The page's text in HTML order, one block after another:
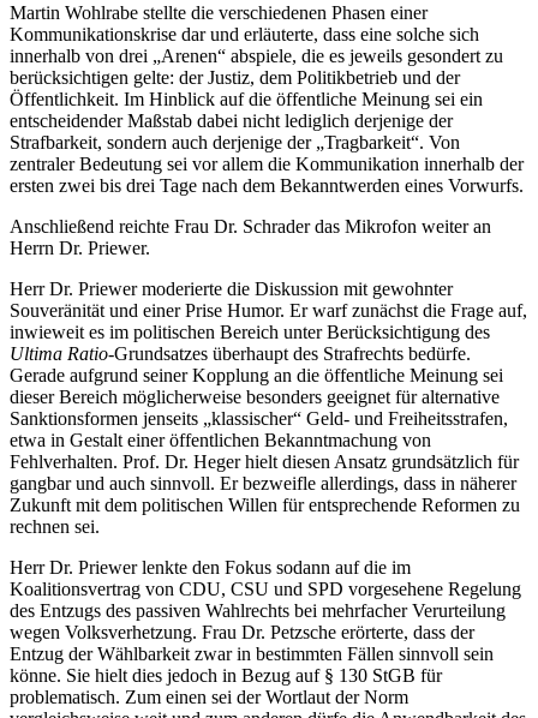
Martin Wohlrabe stellte die verschiedenen Phasen einer
Kommunikationskrise dar und erläuterte, dass eine solche sich
innerhalb von drei „Arenen“ abspiele, die es jeweils gesondert zu
berücksichtigen gelte: der Justiz, dem Politikbetrieb und der
Öffentlichkeit. Im Hinblick auf die öffentliche Meinung sei ein
entscheidender Maßstab dabei nicht lediglich derjenige der
Strafbarkeit, sondern auch derjenige der „Tragbarkeit“. Von
zentraler Bedeutung sei vor allem die Kommunikation innerhalb der
ersten zwei bis drei Tage nach dem Bekanntwerden eines Vorwurfs.
Anschließend reichte Frau Dr. Schrader das Mikrofon weiter an
Herrn Dr. Priewer.
Herr Dr. Priewer moderierte die Diskussion mit gewohnter
Souveränität und einer Prise Humor. Er warf zunächst die Frage auf,
inwieweit es im politischen Bereich unter Berücksichtigung des
Ultima Ratio-Grundsatzes überhaupt des Strafrechts bedürfe.
Gerade aufgrund seiner Kopplung an die öffentliche Meinung sei
dieser Bereich möglicherweise besonders geeignet für alternative
Sanktionsformen jenseits „klassischer“ Geld- und Freiheitsstrafen,
etwa in Gestalt einer öffentlichen Bekanntmachung von
Fehlverhalten. Prof. Dr. Heger hielt diesen Ansatz grundsätzlich für
gangbar und auch sinnvoll. Er bezweifle allerdings, dass in näherer
Zukunft mit dem politischen Willen für entsprechende Reformen zu
rechnen sei.
Herr Dr. Priewer lenkte den Fokus sodann auf die im
Koalitionsvertrag von CDU, CSU und SPD vorgesehene Regelung
des Entzugs des passiven Wahlrechts bei mehrfacher Verurteilung
wegen Volksverhetzung. Frau Dr. Petzsche erörterte, dass der
Entzug der Wählbarkeit zwar in bestimmten Fällen sinnvoll sein
könne. Sie hielt dies jedoch in Bezug auf § 130 StGB für
problematisch. Zum einen sei der Wortlaut der Norm